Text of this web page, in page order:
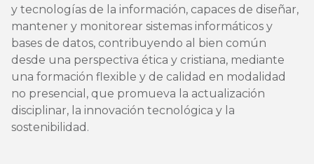
y tecnologías de la información, capaces de diseñar,
mantener y monitorear sistemas informáticos y
bases de datos, contribuyendo al bien común
desde una perspectiva ética y cristiana, mediante
una formación flexible y de calidad en modalidad
no presencial, que promueva la actualización
disciplinar, la innovación tecnológica y la
sostenibilidad.